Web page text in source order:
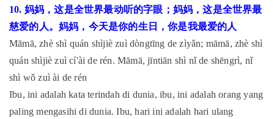
10. 妈妈，这是全世界最动听的字眼；妈妈，这是全世界最
慈爱的人。妈妈，今天是你的生日，你是我最爱的人
Māmā, zhè shì quán shìjiè zuì dòngtīng de zìyǎn; māmā, zhè shì
quán shìjiè zuì cí'ài de rén. Māmā, jīntiān shì nǐ de shēngrì, nǐ
shì wǒ zuì ài de rén
Ibu, ini adalah kata terindah di dunia, ibu, ini adalah orang yang
paling mengasihi di dunia. Ibu, hari ini adalah hari ulang